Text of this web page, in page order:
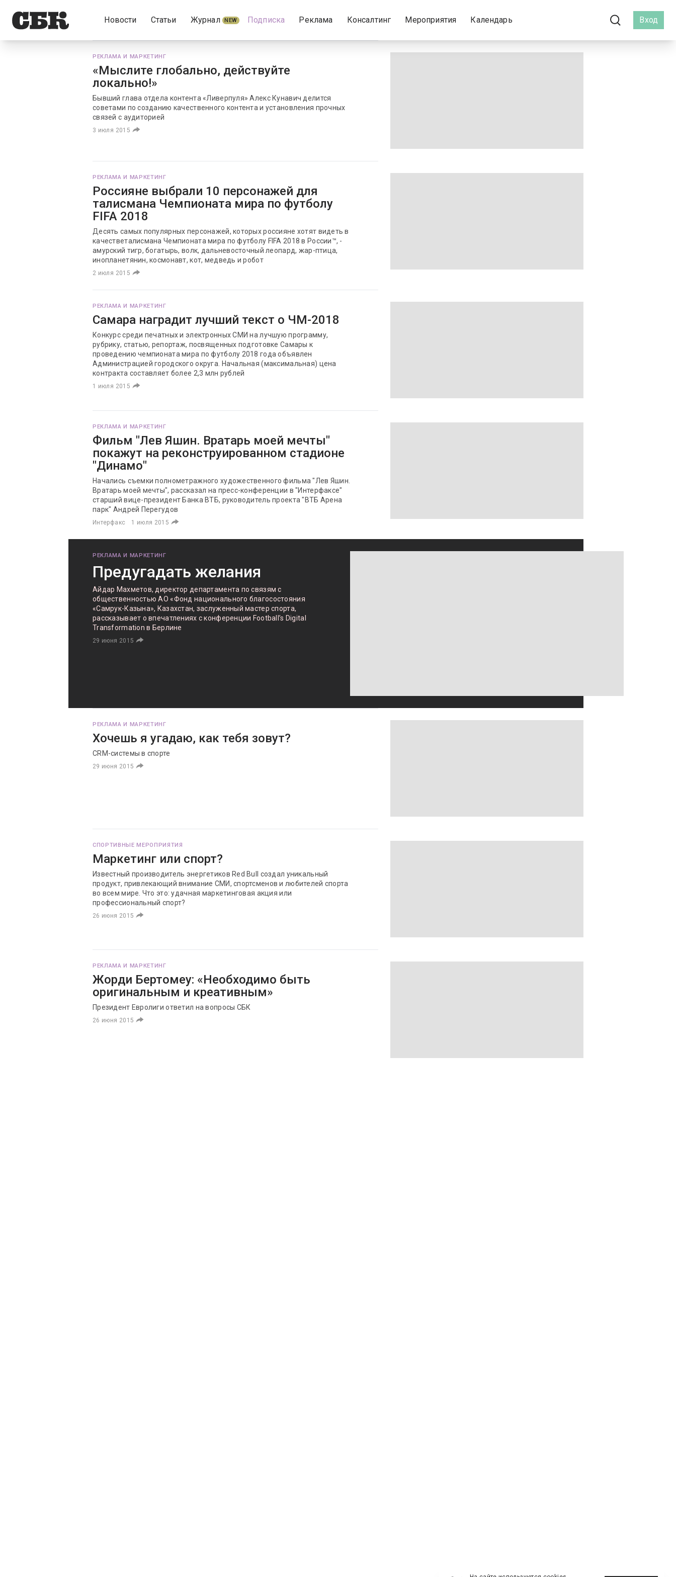
Новости Статьи Журнал NEW Подписка Реклама Консалтинг Мероприятия Календарь Вход
РЕКЛАМА И МАРКЕТИНГ
«Мыслите глобально, действуйте
локально!»
Бывший глава отдела контента «Ливерпуля» Алекс Кунавич делится
советами по созданию качественного контента и установления прочных
связей с аудиторией
3 июля 2015
РЕКЛАМА И МАРКЕТИНГ
Россияне выбрали 10 персонажей для
талисмана Чемпионата мира по футболу
FIFA 2018
Десять самых популярных персонажей, которых россияне хотят видеть в
качестветалисмана Чемпионата мира по футболу FIFA 2018 в России™, -
амурский тигр, богатырь, волк, дальневосточный леопард, жар-птица,
инопланетянин, космонавт, кот, медведь и робот
2 июля 2015
РЕКЛАМА И МАРКЕТИНГ
Самара наградит лучший текст о ЧМ-2018
Конкурс среди печатных и электронных СМИ на лучшую программу,
рубрику, статью, репортаж, посвященных подготовке Самары к
проведению чемпионата мира по футболу 2018 года объявлен
Администрацией городского округа. Начальная (максимальная) цена
контракта составляет более 2,3 млн рублей
1 июля 2015
РЕКЛАМА И МАРКЕТИНГ
Фильм "Лев Яшин. Вратарь моей мечты"
покажут на реконструированном стадионе
"Динамо"
Начались съемки полнометражного художественного фильма "Лев Яшин.
Вратарь моей мечты", рассказал на пресс-конференции в "Интерфаксе"
старший вице-президент Банка ВТБ, руководитель проекта "ВТБ Арена
парк" Андрей Перегудов
Интерфакс 1 июля 2015
РЕКЛАМА И МАРКЕТИНГ
Предугадать желания
Айдар Махметов, директор департамента по связям с
общественностью АО «Фонд национального благосостояния
«Самрук-Казына», Казахстан, заслуженный мастер спорта,
рассказывает о впечатлениях с конференции Football’s Digital
Transformation в Берлине
29 июня 2015
РЕКЛАМА И МАРКЕТИНГ
Хочешь я угадаю, как тебя зовут?
​CRM-системы в спорте
29 июня 2015
СПОРТИВНЫЕ МЕРОПРИЯТИЯ
Маркетинг или спорт?
Известный производитель энергетиков Red Bull создал уникальный
продукт, привлекающий внимание СМИ, спортсменов и любителей спорта
во всем мире. Что это: удачная маркетинговая акция или
профессиональный спорт?
26 июня 2015
РЕКЛАМА И МАРКЕТИНГ
Жорди Бертомеу: «Необходимо быть
оригинальным и креативным»
Президент Евролиги ответил на вопросы СБК
26 июня 2015